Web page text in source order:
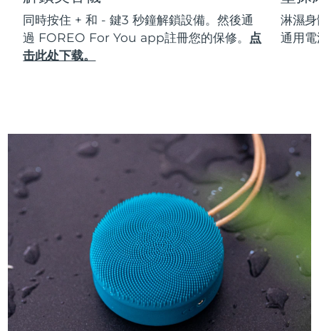
同時按住 + 和 - 鍵3 秒鐘解鎖設備。然後通
過 FOREO For You app註冊您的保修。 点
击此处下载。
淋濕
通用